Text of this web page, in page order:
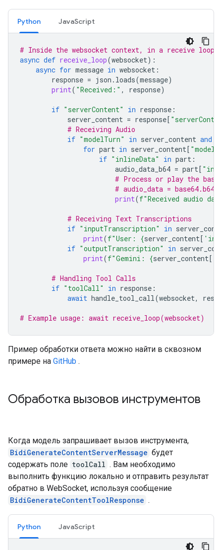
Python JavaScript
# Inside the websocket context, in a receive loop
async def receive_loop(websocket):
async for message in websocket :
response = json . loads(message)
print( "Received:" , response)
if "serverContent" in response :
server_content = response[
# Receiving Audio
if "modelTurn" in server_content and
for part in server_content[
if "inlineData" in part :
audio_data_b64 = part[
# Process or play the
# audio_data =
print(f"Received audio
# Receiving Text Transcriptions
if "inputTranscription" in
print(f"User: {server_content[
if "outputTranscription" in
print(f"Gemini: {server_content[
# Handling Tool Calls
if "toolCall" in response :
await handle_tool_call(websocket,
# Example usage: await receive_loop(websocket)
Пример обработки ответа можно найти в сквозном
примере на GitHub .
Обработка вызовов инструментов
Когда модель запрашивает вызов инструмента,
BidiGenerateContentServerMessage будет
содержать поле toolCall . Вам необходимо
выполнить функцию локально и отправить результат
обратно в WebSocket, используя сообщение
BidiGenerateContentToolResponse .
Python JavaScript